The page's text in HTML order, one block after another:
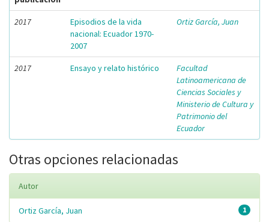
2017
Episodios de la vida
nacional: Ecuador 1970-
2007
Ortiz García, Juan
2017 Ensayo y relato histórico
Facultad
Latinoamericana de
Ciencias Sociales y
Ministerio de Cultura y
Patrimonio del
Ecuador
Otras opciones relacionadas
Autor
1
Ortiz García, Juan